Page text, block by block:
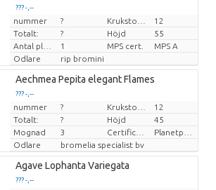
??? -,--
Pris per enhet
nummer ?
12
Totalt:
? Höjd
55
1 MPS cert.
MPS A
Odlare
rip bromini
Aechmea Pepita elegant Flames
??? -,--
Pris per enhet
nummer ?
12
Totalt:
? Höjd
45
Mognad
3
Odlare
bromelia specialist bv
Agave Lophanta Variegata
??? -,--